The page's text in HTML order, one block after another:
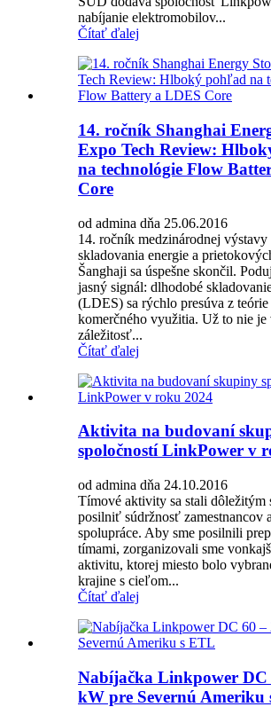
nabíjanie elektromobilov...
Čítať ďalej
14. ročník Shanghai
Expo Tech Review:
na technológie Flow
Core
od admina dňa 25.06.2016
14. ročník medzinárodnej
skladovania energie a
Šanghaji sa úspešne skončil.
jasný signál: dlhodobé
(LDES) sa rýchlo presúva z
komerčného využitia. Už to nie je
záležitosť...
Čítať ďalej
Aktivita na budovaní
spoločností LinkPower v
od admina dňa 24.10.2016
Tímové aktivity sa stali dôležitým
posilniť súdržnosť zamestnancov
spolupráce. Aby sme posilnili
tímami, zorganizovali sme
aktivitu, ktorej miesto bolo
krajine s cieľom...
Čítať ďalej
Nabíjačka Linkpower DC
kW pre Severnú Ameriku